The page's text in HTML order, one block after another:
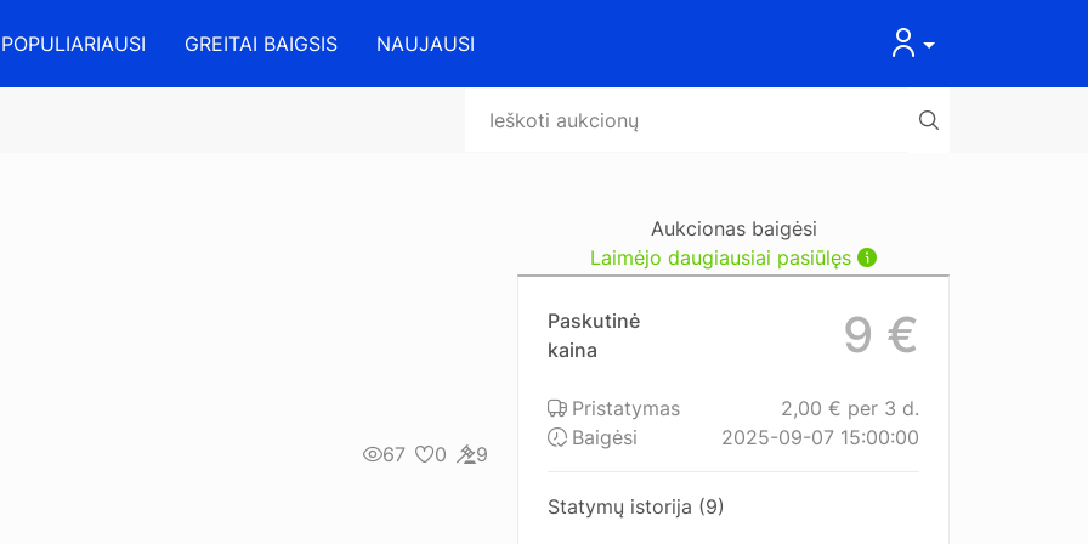
POPULIARIAUSI GREITAI BAIGSIS NAUJAUSI
Aukcionas baigėsi
Laimėjo daugiausiai pasiūlęs
67 0 9
Paskutinė
kaina
9 €
Pristatymas
2,00 € per 3 d.
Baigėsi
2025-09-07 15:00:00
Statymų istorija (9)